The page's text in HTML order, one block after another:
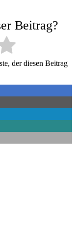
Beitrag?
der diesen Beitrag